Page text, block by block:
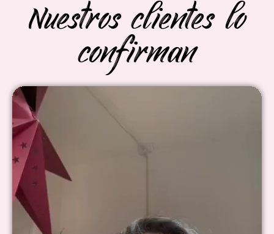
Nuestros clientes lo
confirman